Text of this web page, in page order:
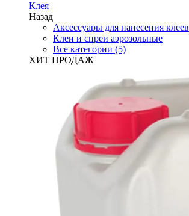
Клея
Назад
Аксессуары для нанесения клеев
Клеи и спреи аэрозольные
Все категории (5)
ХИТ ПРОДАЖ